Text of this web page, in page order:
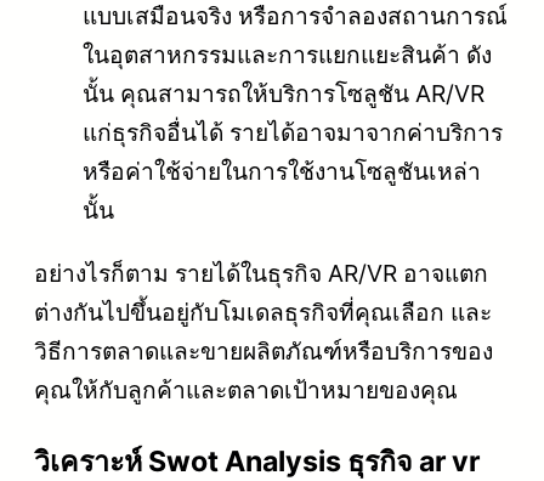
แบบเสมือนจริง หรือการจำลองสถานการณ์
ในอุตสาหกรรมและการแยกแยะสินค้า ดัง
นั้น คุณสามารถให้บริการโซลูชัน AR/VR
แก่ธุรกิจอื่นได้ รายได้อาจมาจากค่าบริการ
หรือค่าใช้จ่ายในการใช้งานโซลูชันเหล่า
นั้น
อย่างไรก็ตาม รายได้ในธุรกิจ AR/VR อาจแตก
ต่างกันไปขึ้นอยู่กับโมเดลธุรกิจที่คุณเลือก และ
วิธีการตลาดและขายผลิตภัณฑ์หรือบริการของ
คุณให้กับลูกค้าและตลาดเป้าหมายของคุณ
วิเคราะห์ Swot Analysis ธุรกิจ ar vr